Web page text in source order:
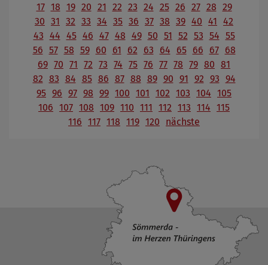
17 18 19 20 21 22 23 24 25 26 27 28 29
30 31 32 33 34 35 36 37 38 39 40 41
42
43 44 45 46 47 48 49 50 51 52 53 54 55
56 57 58 59 60 61 62 63 64 65 66 67
68
69 70 71 72 73 74 75 76 77 78 79 80 81
82 83 84 85 86 87 88 89 90 91 92 93 94
95 96 97 98 99 100 101 102 103 104 105
106 107 108 109 110 111 112 113 114 115
116 117 118 119 120 nächste